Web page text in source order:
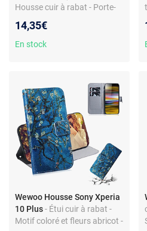
Housse cuir à rabat - Porte-
chocs et rayures - Accès
facile aux ports
14,35€
En stock
Wewoo Housse Sony Xperia
10 Plus- Étui cuir à rabat -
Motif coloré et fleurs abricot -